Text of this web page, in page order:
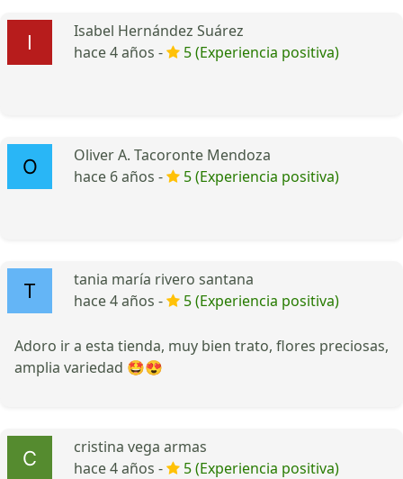
Isabel Hernández Suárez
hace 4 años -
5 (Experiencia positiva)
Oliver A. Tacoronte Mendoza
hace 6 años -
5 (Experiencia positiva)
tania maría rivero santana
hace 4 años -
5 (Experiencia positiva)
Adoro ir a esta tienda, muy bien trato, flores preciosas,
amplia variedad 🤩😍
cristina vega armas
hace 4 años -
5 (Experiencia positiva)